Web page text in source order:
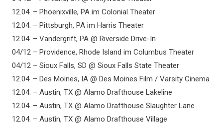
12.04. – Phoenixville, PA im Colonial Theater
12.04. – Pittsburgh, PA im Harris Theater
12.04. – Vandergrift, PA @ Riverside Drive-In
04/12 – Providence, Rhode Island im Columbus Theater
04/12 – Sioux Falls, SD @ Sioux Falls State Theater
12.04. – Des Moines, IA @ Des Moines Film / Varsity Cinema
12.04. – Austin, TX @ Alamo Drafthouse Lakeline
12.04. – Austin, TX @ Alamo Drafthouse Slaughter Lane
12.04. – Austin, TX @ Alamo Drafthouse Village